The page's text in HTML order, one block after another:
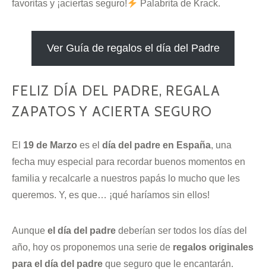
favoritas y ¡aciertas seguro!
Palabrita de Krack.
Ver Guía de regalos el día del Padre
FELIZ DÍA DEL PADRE, REGALA
ZAPATOS Y ACIERTA SEGURO
El 19 de Marzo es el día del padre en España, una
fecha muy especial para recordar buenos momentos en
familia y recalcarle a nuestros papás lo mucho que les
queremos. Y, es que… ¡qué haríamos sin ellos!
Aunque el día del padre deberían ser todos los días del
año, hoy os proponemos una serie de regalos originales
para el día del padre que seguro que le encantarán.